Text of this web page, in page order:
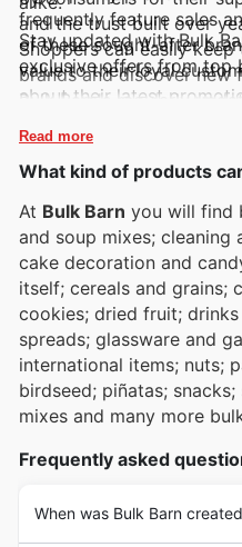
and the trust built over
Shoppers can easily
brands and discover new
Bulk Barn's regularly
convenient online
exciting deals and special
frequently feature sales
of these sought-after
value to their loyal
about their latest
items.
Stay updated with Bulk
exclusive offers from top
Read more
What kind of products
At Bulk Barn you will find
and soup mixes; cleaning
cake decoration and
itself; cereals and grains;
cookies; dried fruit;
spreads; glassware and
international items; nuts;
birdseed; piñatas;
mixes and many more
Frequently asked
When was Bulk Barn